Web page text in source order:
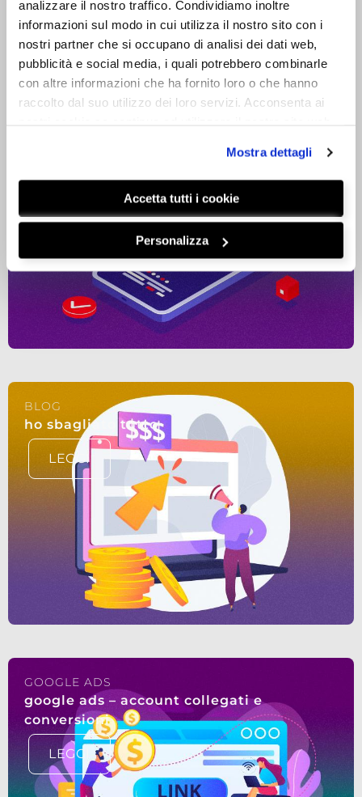
analizzare il nostro traffico. Condividiamo inoltre
informazioni sul modo in cui utilizza il nostro sito con i
nostri partner che si occupano di analisi dei dati web,
pubblicità e social media, i quali potrebbero combinarle
con altre informazioni che ha fornito loro o che hanno
raccolto dal suo utilizzo dei loro servizi. Acconsenta ai
Mostra dettagli
Accetta tutti i cookie
Personalizza
LEGGI
BLOG
ho sbagliato tutto
LEGGI
GOOGLE ADS
google ads – account collegati e
conversioni
LEGGI